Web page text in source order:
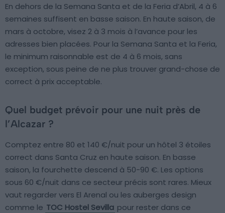
En dehors de la Semana Santa et de la Feria d’Abril, 4 à 6
semaines suffisent en basse saison. En haute saison, de
mars à octobre, visez 2 à 3 mois à l’avance pour les
adresses bien placées. Pour la Semana Santa et la Feria,
le minimum raisonnable est de 4 à 6 mois, sans
exception, sous peine de ne plus trouver grand-chose de
correct à prix acceptable.
Quel budget prévoir pour une nuit près de
l’Alcazar ?
Comptez entre 80 et 140 €/nuit pour un hôtel 3 étoiles
correct dans Santa Cruz en haute saison. En basse
saison, la fourchette descend à 50-90 €. Les options
sous 60 €/nuit dans ce secteur précis sont rares. Mieux
vaut regarder vers El Arenal ou les auberges design
comme le TOC Hostel Sevilla pour rester dans ce